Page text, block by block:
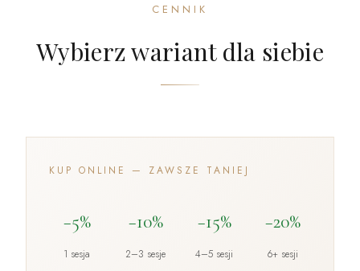
CENNIK
Wybierz wariant dla siebie
KUP ONLINE — ZAWSZE TANIEJ
−5%
1 sesja
−10%
2–3 sesje
−15%
4–5 sesji
−20%
6+ sesji